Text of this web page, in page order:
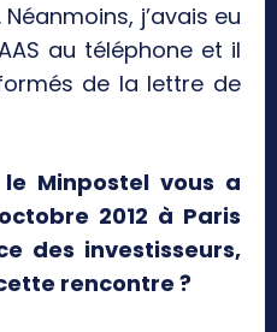
j’avais eu
au téléphone et il
de la lettre de
Minpostel vous a
2012 à Paris
des investisseurs,
rencontre ?